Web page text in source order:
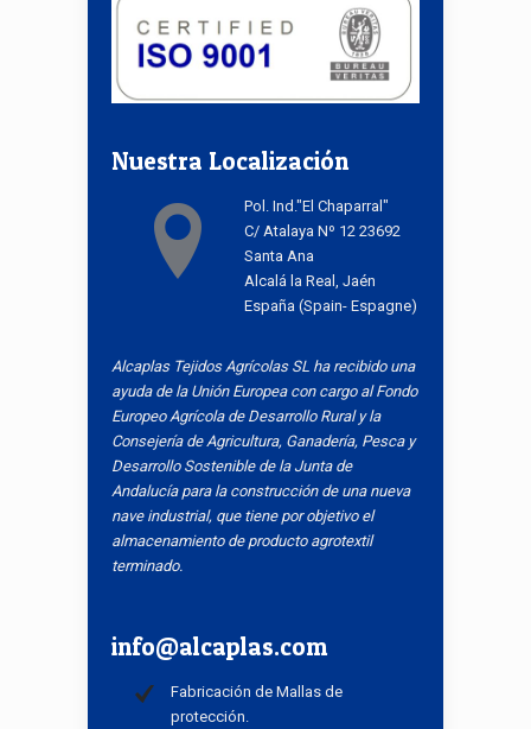
Nuestra Localización
Pol. Ind."El Chaparral"
C/ Atalaya Nº 12 23692
Santa Ana
Alcalá la Real, Jaén
España (Spain- Espagne)
Alcaplas Tejidos Agrícolas SL ha recibido una
ayuda de la Unión Europea con cargo al Fondo
Europeo Agrícola de Desarrollo Rural y la
Consejería de Agricultura, Ganadería, Pesca y
Desarrollo Sostenible de la Junta de
Andalucía para la construcción de una nueva
nave industrial, que tiene por objetivo el
almacenamiento de producto agrotextil
terminado.
info@alcaplas.com
Fabricación de Mallas de
protección.